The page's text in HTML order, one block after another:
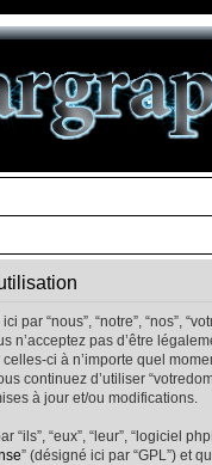
par “nous”, “notre”, “nos”,
n’acceptez pas d’être
ci à n’importe quel
continuez d’utiliser
à jour et/ou modifications.
“eux”, “leur”, “logiciel
” (désigné ici par “GPL”) et